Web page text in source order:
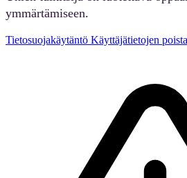
ymmärtämiseen.
Tietosuojakäytäntö Käyttäjätietojen